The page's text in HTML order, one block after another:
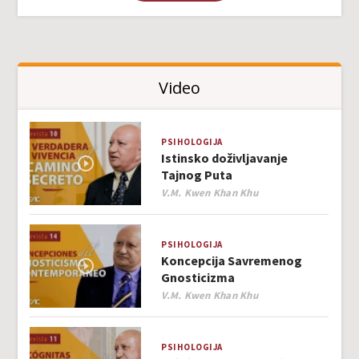
Video
PSIHOLOGIJA
Istinsko doživljavanje
Tajnog Puta
Author
V.M. Kwen Khan Khu
PSIHOLOGIJA
Koncepcija Savremenog
Gnosticizma
Author
V.M. Kwen Khan Khu
PSIHOLOGIJA